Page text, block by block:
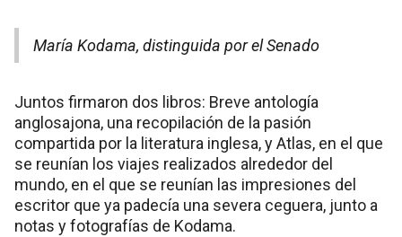
María Kodama, distinguida por el Senado
Juntos firmaron dos libros: Breve antología
anglosajona, una recopilación de la pasión
compartida por la literatura inglesa, y Atlas, en el que
se reunían los viajes realizados alrededor del
mundo, en el que se reunían las impresiones del
escritor que ya padecía una severa ceguera, junto a
notas y fotografías de Kodama.